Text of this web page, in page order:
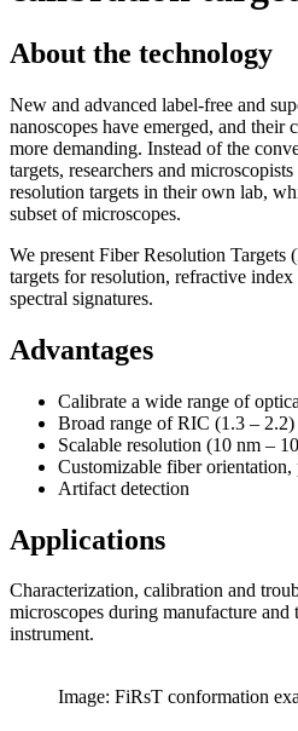
About the technology
New and advanced label-free and
nanoscopes have emerged, and their
more demanding. Instead of the
targets, researchers and
resolution targets in their own lab,
subset of microscopes.
We present Fiber Resolution Targets
targets for resolution, refractive
spectral signatures.
Advantages
Calibrate a wide range of
Broad range of RIC (1.3 – 2.2)
Scalable resolution (10 nm –
Customizable fiber orientation,
Artifact detection
Applications
Characterization, calibration and
microscopes during manufacture
instrument.
Image: FiRsT conformation